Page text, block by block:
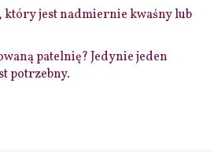
który jest nadmiernie kwaśny lub
patelnię? Jedynie jeden
potrzebny.